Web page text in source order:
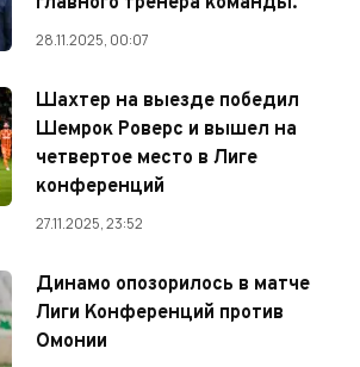
28.11.2025, 00:07
Шахтер на выезде победил
Шемрок Роверс и вышел на
четвертое место в Лиге
конференций
27.11.2025, 23:52
Динамо опозорилось в матче
Лиги Конференций против
Омонии